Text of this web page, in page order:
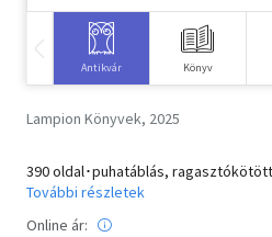
Antikvár Könyv
Lampion Könyvek, 2025
390 oldal･puhatáblás,
További részletek
Online ár: